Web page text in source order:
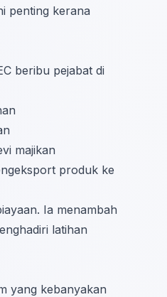
penting kerana
beribu pejabat di
majikan
produk ke
Ia menambah
latihan
yang kebanyakan